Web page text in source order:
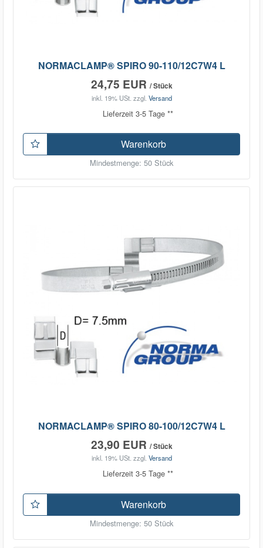
NORMACLAMP® SPIRO 90-110/12C7W4 L
24,75 EUR / Stück
inkl. 19% USt. zzgl. Versand
Lieferzeit 3-5 Tage **
Warenkorb
Mindestmenge: 50 Stück
NORMACLAMP® SPIRO 80-100/12C7W4 L
23,90 EUR / Stück
inkl. 19% USt. zzgl. Versand
Lieferzeit 3-5 Tage **
Warenkorb
Mindestmenge: 50 Stück